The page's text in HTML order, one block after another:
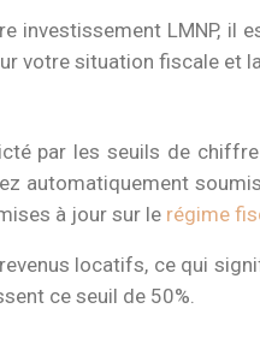
investissement LMNP,
votre situation fiscale et
par les seuils de
automatiquement
à jour sur le régime
locatifs, ce qui
ce seuil de 50%.